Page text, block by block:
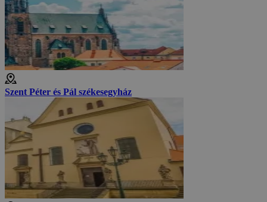
Szent Péter és Pál székesegyház